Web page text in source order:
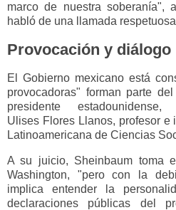
marco de nuestra soberanía",
habló de una llamada
Provocación y diálogo
El Gobierno mexicano está
provocadoras" forman parte
presidente
Ulises Flores Llanos, profesor e
Latinoamericana de Ciencias
A su juicio, Sheinbaum toma
Washington, "pero con la
implica entender la
declaraciones públicas del